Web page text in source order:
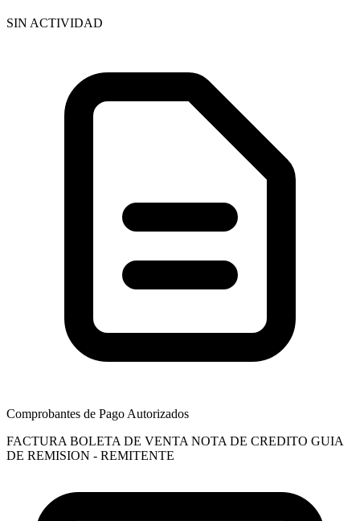
SIN ACTIVIDAD
Comprobantes de Pago Autorizados
FACTURA BOLETA DE VENTA NOTA DE CREDITO GUIA
DE REMISION - REMITENTE